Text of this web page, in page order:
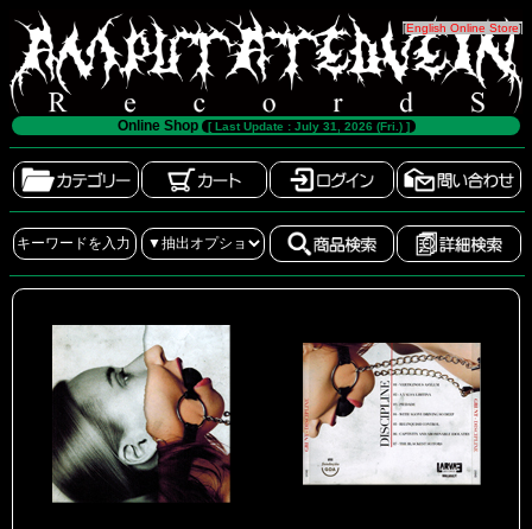
[English Online Store]
Online Shop [ Last Update : July 31, 2026 (Fri.) ]